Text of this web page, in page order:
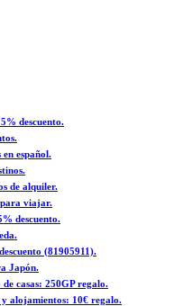
descuento.
español.
de alquiler.
viajar.
descuento.
(81905911).
Japón.
casas: 250GP regalo.
y alojamientos: 10€ regalo.